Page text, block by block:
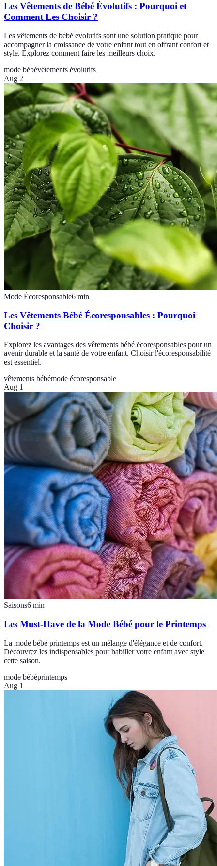
Les Vêtements de Bébé Évolutifs : Pourquoi et
Comment Les Choisir ?
Les vêtements de bébé évolutifs sont une solution pratique pour
accompagner la croissance de votre enfant tout en offrant confort et
style. Explorez comment faire les meilleurs choix.
mode bébévêtements évolutifs
Aug 2
Mode Écoresponsable6 min
Les Vêtements Bébé Écoresponsables : Pourquoi
Choisir ?
Explorez les avantages des vêtements bébé écoresponsables pour un
avenir durable et la santé de votre enfant. Choisir l'écoresponsabilité
est essentiel.
vêtements bébémode écoresponsable
Aug 1
Saisons6 min
Les Must-Have de la Mode Bébé pour le Printemps
La mode bébé printemps est un mélange d'élégance et de confort.
Découvrez les indispensables pour habiller votre enfant avec style
cette saison.
mode bébéprintemps
Aug 1